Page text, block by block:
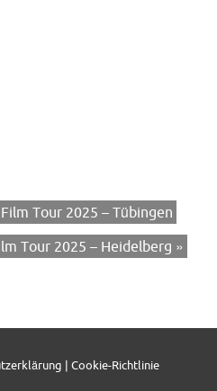
Tour 2025 – Tübingen
Tour 2025 – Heidelberg »
| Cookie-Richtlinie